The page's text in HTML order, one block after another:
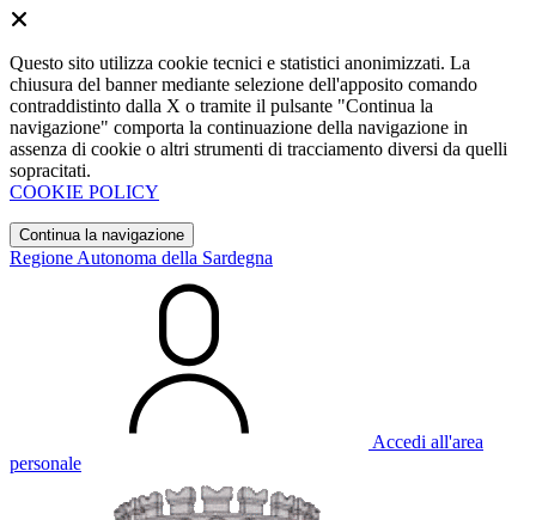
Questo sito utilizza cookie tecnici e statistici anonimizzati. La
chiusura del banner mediante selezione dell'apposito comando
contraddistinto dalla X o tramite il pulsante "Continua la
navigazione" comporta la continuazione della navigazione in
assenza di cookie o altri strumenti di tracciamento diversi da quelli
sopracitati.
COOKIE POLICY
Continua la navigazione
Regione Autonoma della Sardegna
Accedi all'area
personale